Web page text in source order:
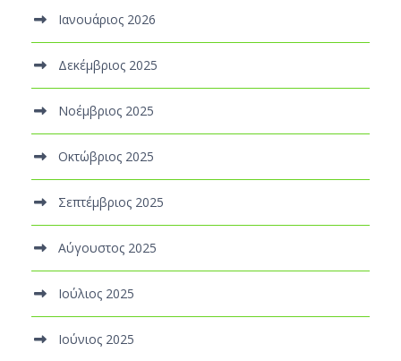
Ιανουάριος 2026
Δεκέμβριος 2025
Νοέμβριος 2025
Οκτώβριος 2025
Σεπτέμβριος 2025
Αύγουστος 2025
Ιούλιος 2025
Ιούνιος 2025